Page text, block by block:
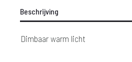
Beschrijving
Dimbaar warm licht